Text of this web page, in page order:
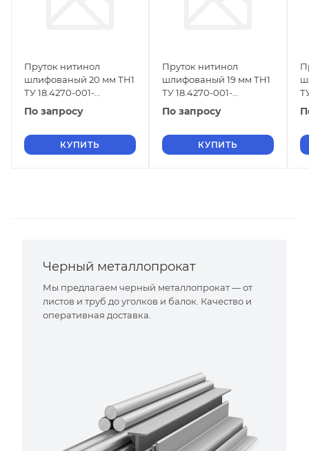
Пруток нитинол
шлифованый 20 мм ТН1
ТУ 18.4270-001-
16980791-2013
По запросу
КУПИТЬ
Пруток нитинол
шлифованый 19 мм ТН1
ТУ 18.4270-001-
16980791-2013
По запросу
КУПИТЬ
Черный металлопрокат
Мы предлагаем черный металлопрокат — от
листов и труб до уголков и балок. Качество и
оперативная доставка.